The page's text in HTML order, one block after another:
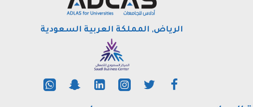
الرياض, المملكة العربية السعودية